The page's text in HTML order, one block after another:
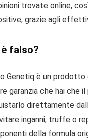
trovate online,
grazie agli
falso?
Genetiq è un
garanzia che hai che
direttamente
inganni, truffe o
della formula